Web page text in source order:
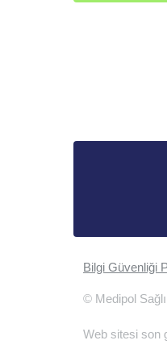
Bilgi Güvenliği
© Medipol
Web sitesi son